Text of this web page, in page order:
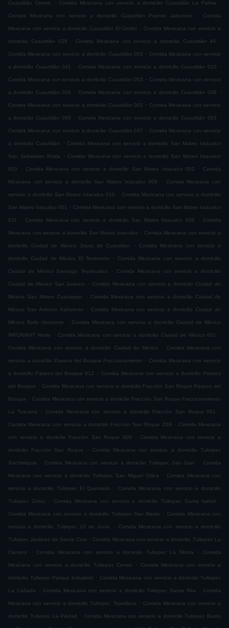
Cuautitlán Centro . Comida Mexicana con servicio a domicilio Cuautitlán La Palma .
Comida Mexicana con servicio a domicilio Cuautitlán Puente Jabonero . Comida
Mexicana con servicio a domicilio Cuautitlán El Cerrito . Comida Mexicana con servicio a
domicilio Cuautitlán 029 . Comida Mexicana con servicio a domicilio Cuautitlán 49 .
Comida Mexicana con servicio a domicilio Cuautitlán 005 . Comida Mexicana con servicio
a domicilio Cuautitlán 041 . Comida Mexicana con servicio a domicilio Cuautitlán 010 .
Comida Mexicana con servicio a domicilio Cuautitlán 003 . Comida Mexicana con servicio
a domicilio Cuautitlán 034 . Comida Mexicana con servicio a domicilio Cuautitlán 008 .
Comida Mexicana con servicio a domicilio Cuautitlán 001 . Comida Mexicana con servicio
a domicilio Cuautitlán 065 . Comida Mexicana con servicio a domicilio Cuautitlán 063 .
Comida Mexicana con servicio a domicilio Cuautitlán 037 . Comida Mexicana con servicio
a domicilio Cuautitlán . Comida Mexicana con servicio a domicilio San Mateo Ixtacalco
San Sebastian Xhala . Comida Mexicana con servicio a domicilio San Mateo Ixtacalco
003 . Comida Mexicana con servicio a domicilio San Mateo Ixtacalco 002 . Comida
Mexicana con servicio a domicilio San Mateo Ixtacalco 009 . Comida Mexicana con
servicio a domicilio San Mateo Ixtacalco 010 . Comida Mexicana con servicio a domicilio
San Mateo Ixtacalco 001 . Comida Mexicana con servicio a domicilio San Mateo Ixtacalco
011 . Comida Mexicana con servicio a domicilio San Mateo Ixtacalco 006 . Comida
Mexicana con servicio a domicilio San Mateo Ixtacalco . Comida Mexicana con servicio a
domicilio Ciudad de México Joyas de Cuautitlan . Comida Mexicana con servicio a
domicilio Ciudad de México El Terremoto . Comida Mexicana con servicio a domicilio
Ciudad de México Santiago Teyahualco . Comida Mexicana con servicio a domicilio
Ciudad de México San Juanico . Comida Mexicana con servicio a domicilio Ciudad de
México San Mateo Cuautepec . Comida Mexicana con servicio a domicilio Ciudad de
México San Antonio Xahuento . Comida Mexicana con servicio a domicilio Ciudad de
México Bello Horizonte . Comida Mexicana con servicio a domicilio Ciudad de México
INFONAVIT Norte . Comida Mexicana con servicio a domicilio Ciudad de México 001 .
Comida Mexicana con servicio a domicilio Ciudad de México . Comida Mexicana con
servicio a domicilio Paseos del Bosque Fraccionamiento . Comida Mexicana con servicio
a domicilio Paseos del Bosque 012 . Comida Mexicana con servicio a domicilio Paseos
del Bosque . Comida Mexicana con servicio a domicilio Fracción San Roque Paseos del
Bosque . Comida Mexicana con servicio a domicilio Fracción San Roque Fraccionamiento
La Toscana . Comida Mexicana con servicio a domicilio Fracción San Roque 001 .
Comida Mexicana con servicio a domicilio Fracción San Roque 038 . Comida Mexicana
con servicio a domicilio Fracción San Roque 009 . Comida Mexicana con servicio a
domicilio Fracción San Roque . Comida Mexicana con servicio a domicilio Tultepec
Xochimiquia . Comida Mexicana con servicio a domicilio Tultepec San Juan . Comida
Mexicana con servicio a domicilio Tultepec San Miguel Otlica . Comida Mexicana con
servicio a domicilio Tultepec El Quemado . Comida Mexicana con servicio a domicilio
Tultepec Oxtoc . Comida Mexicana con servicio a domicilio Tultepec Santa Isabel .
Comida Mexicana con servicio a domicilio Tultepec San Martin . Comida Mexicana con
servicio a domicilio Tultepec 10 de Junio . Comida Mexicana con servicio a domicilio
Tultepec Jardines de Santa Cruz . Comida Mexicana con servicio a domicilio Tultepec La
Cantera . Comida Mexicana con servicio a domicilio Tultepec La Morita . Comida
Mexicana con servicio a domicilio Tultepec Centro . Comida Mexicana con servicio a
domicilio Tultepec Parque Industrial . Comida Mexicana con servicio a domicilio Tultepec
La Cañada . Comida Mexicana con servicio a domicilio Tultepec Santa Rita . Comida
Mexicana con servicio a domicilio Tultepec Tepetlixco . Comida Mexicana con servicio a
domicilio Tultepec La Piedad . Comida Mexicana con servicio a domicilio Tultepec Barrio